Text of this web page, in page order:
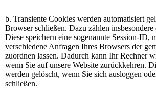
b. Transiente Cookies werden automatisiert
Browser schließen. Dazu zählen insbesondere
Diese speichern eine sogenannte Session-ID,
verschiedene Anfragen Ihres Browsers der
zuordnen lassen. Dadurch kann Ihr Rechner
wenn Sie auf unsere Website zurückkehren.
werden gelöscht, wenn Sie sich ausloggen
schließen.